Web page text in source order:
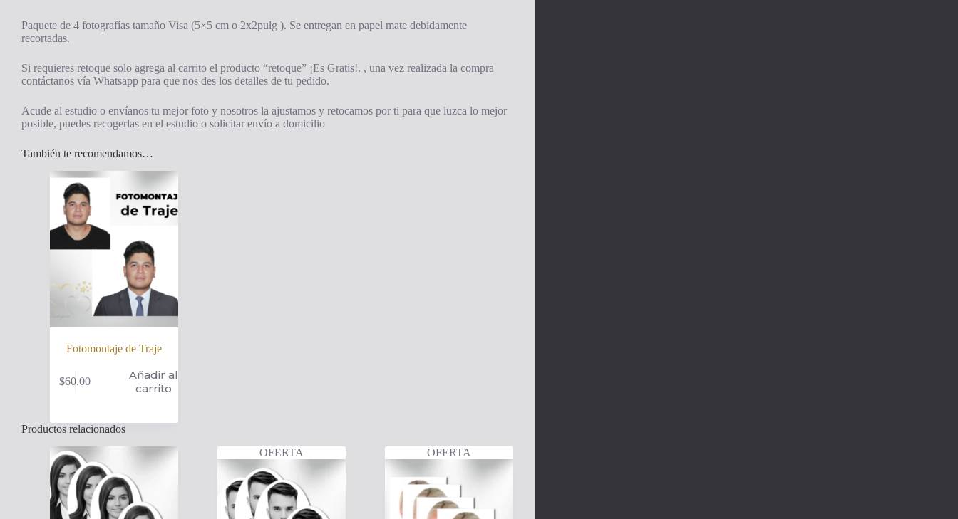
Paquete de 4 fotografías tamaño Visa (5×5 cm o 2x2pulg ). Se entregan en papel mate debidamente
recortadas.
Si requieres retoque solo agrega al carrito el producto “retoque” ¡Es Gratis!. , una vez realizada la compra
contáctanos vía Whatsapp para que nos des los detalles de tu pedido.
Acude al estudio o envíanos tu mejor foto y nosotros la ajustamos y retocamos por ti para que luzca lo mejor
posible, puedes recogerlas en el estudio o solicitar envío a domicilio
También te recomendamos…
Fotomontaje de Traje
$60.00
Añadir al
carrito
Productos relacionados
OFERTA OFERTA